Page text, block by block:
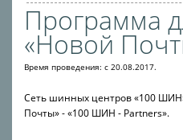
Программа
«Новой
Время проведения: с 20.08.2017.
Сеть шинных центров «100 ШИН»
Почты» - «100 ШИН - Partners».